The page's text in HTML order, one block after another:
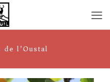
de l’Oustal